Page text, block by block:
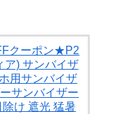
クーポン★P2
) サンバイザ
用サンバイザ
サンバイザー
け 遮光 猛暑